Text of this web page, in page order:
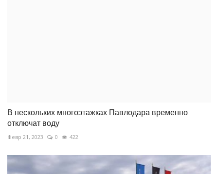
В нескольких многоэтажках Павлодара временно
отключат воду
Февр 21, 2023 0 422